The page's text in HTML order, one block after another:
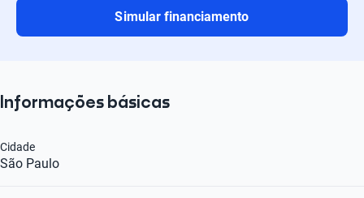
Simular financiamento
Informações básicas
São Paulo
Cidade